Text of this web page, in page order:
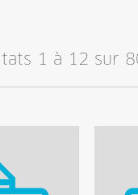
1 à 12 sur